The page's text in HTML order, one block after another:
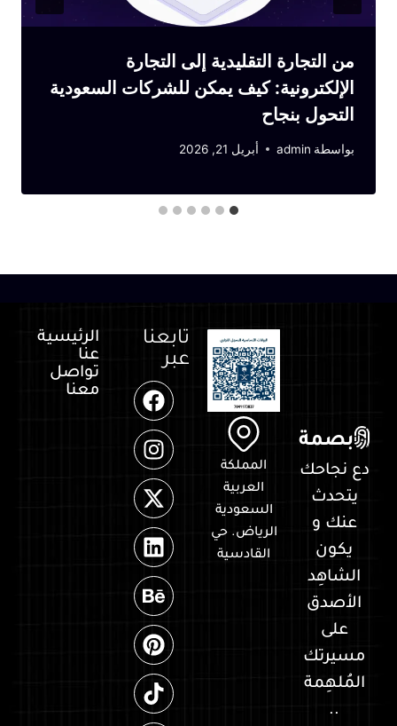
من التجارة التقليدية إلى التجارة
الإلكترونية: كيف يمكن للشركات السعودية
التحول بنجاح
بواسطة admin أبريل 21, 2026
بصمة
دع نجاحك
يتحدث
عنك و
يكون
الشاهِد
الأصدق
على
مسيرتك
المُلهِمة
..
الرئيسية
عنا
تواصل
معنا
تابعنا
عبر
المملكة
العربية
السعودية
الرياض. حي
القادسية